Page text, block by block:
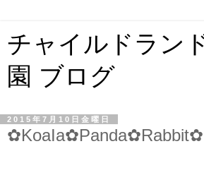
チャイルドラン
園 ブログ
2015年7月10日金曜日
✿KoaIa✿Panda✿Rabbit✿